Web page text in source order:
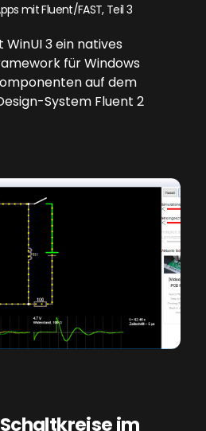
mit Fluent/FAST, Teil 3
3 ein natives
für Windows
auf dem
System Fluent 2
im